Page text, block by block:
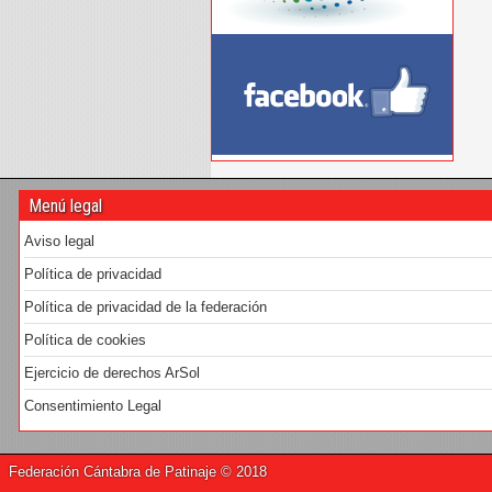
Menú legal
Aviso legal
Política de privacidad
Política de privacidad de la federación
Política de cookies
Ejercicio de derechos ArSol
Consentimiento Legal
Federación Cántabra de Patinaje © 2018